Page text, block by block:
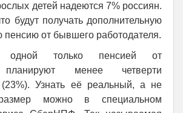
детей надеются 7% россиян.
будут получать дополнительную
пенсию от бывшего работодателя.
одной только пенсией от
планируют менее четверти
(23%). Узнать её реальный, а не
можно в специальном